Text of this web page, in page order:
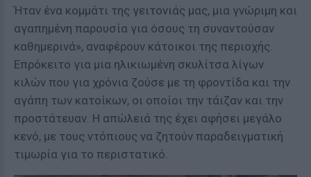
Ήταν ένα κομμάτι της γειτονιάς μας, μια γνώριμη και
αγαπημένη παρουσία για όσους τη συναντούσαν
καθημερινά», αναφέρουν κάτοικοι της περιοχής.
Επρόκειτο για μια ηλικιωμένη σκυλίτσα λίγων
κιλών που για χρόνια ζούσε με τη φροντίδα και την
αγάπη των κατοίκων, οι οποίοι την τάιζαν και την
προστάτευαν. Η απώλειά της έχει αφήσει μεγάλο
κενό, με τους ντόπιους να ζητούν παραδειγματική
τιμωρία για το περιστατικό.